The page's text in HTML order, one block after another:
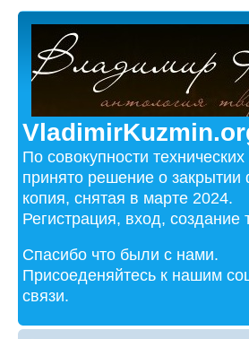
По совокупности
принято решение о закрытии
копия, снятая в марте 2024.
Регистрация, вход,
Спасибо что были с нами.
Присоеденяйтесь к нашим
связи.